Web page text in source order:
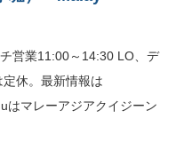
営業11:00～14:30 LO、デ
休。最新情報は
マレーアジアクイジーン